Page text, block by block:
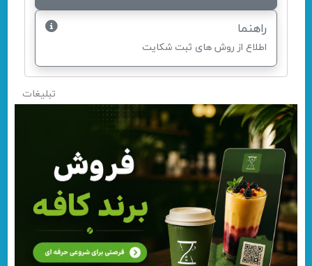
راهنما
اطلاع از روش های ثبت شکایت